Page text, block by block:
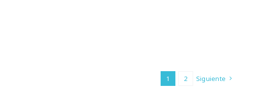
1 2 Siguiente